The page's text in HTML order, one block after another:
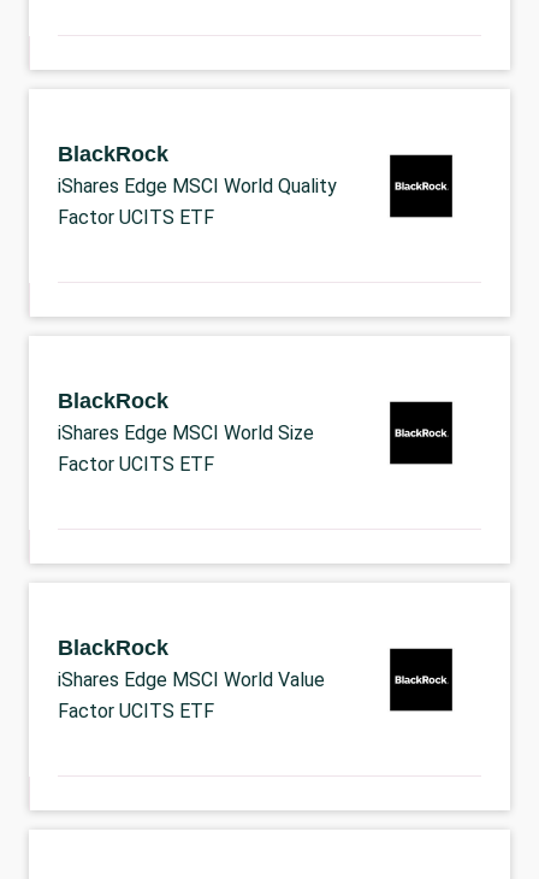
BlackRock
iShares Edge MSCI World Quality
Factor UCITS ETF
BlackRock
iShares Edge MSCI World Size
Factor UCITS ETF
BlackRock
iShares Edge MSCI World Value
Factor UCITS ETF